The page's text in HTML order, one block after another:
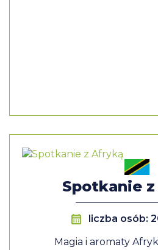
Spotkanie
liczba osób:
Magia i aromaty